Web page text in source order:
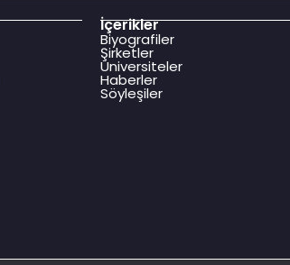
İçerikler
Biyografiler
Şirketler
Üniversiteler
Haberler
Söyleşiler